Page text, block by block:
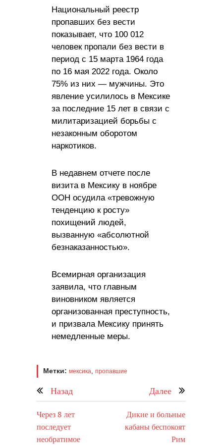
Национальный реестр
пропавших без вести
показывает, что 100 012
человек пропали без вести в
период с 15 марта 1964 года
по 16 мая 2022 года. Около
75% из них — мужчины. Это
явление усилилось в Мексике
за последние 15 лет в связи с
милитаризацией борьбы с
незаконным оборотом
наркотиков.
В недавнем отчете после
визита в Мексику в ноябре
ООН осудила «тревожную
тенденцию к росту»
похищений людей,
вызванную «абсолютной
безнаказанностью».
Всемирная организация
заявила, что главным
виновником является
организованная преступность,
и призвала Мексику принять
немедленные меры.
Метки: мексика пропавшие
Назад Далее
Через 8 лет
последует
необратимое
Дикие и больные
кабаны беспокоят
Рим